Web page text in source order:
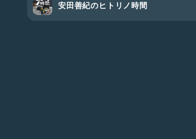
#アントニオ猪木
#新日本プロレス
安田善紀のヒトリノ時間